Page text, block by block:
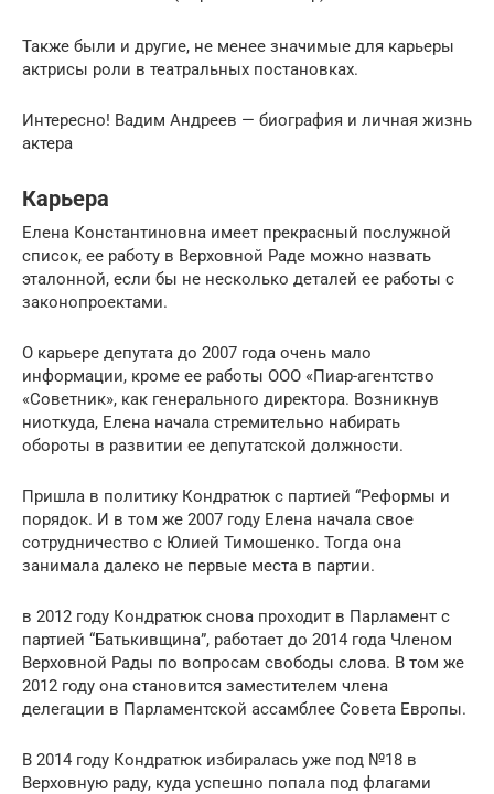
Также были и другие, не менее значимые для карьеры
актрисы роли в театральных постановках.
Интересно! Вадим Андреев — биография и личная жизнь
актера
Карьера
Елена Константиновна имеет прекрасный послужной
список, ее работу в Верховной Раде можно назвать
эталонной, если бы не несколько деталей ее работы с
законопроектами.
О карьере депутата до 2007 года очень мало
информации, кроме ее работы ООО «Пиар-агентство
«Советник», как генерального директора. Возникнув
ниоткуда, Елена начала стремительно набирать
обороты в развитии ее депутатской должности.
Пришла в политику Кондратюк с партией “Реформы и
порядок. И в том же 2007 году Елена начала свое
сотрудничество с Юлией Тимошенко. Тогда она
занимала далеко не первые места в партии.
в 2012 году Кондратюк снова проходит в Парламент с
партией “Батькивщина”, работает до 2014 года Членом
Верховной Рады по вопросам свободы слова. В том же
2012 году она становится заместителем члена
делегации в Парламентской ассамблее Совета Европы.
В 2014 году Кондратюк избиралась уже под №18 в
Верховную раду, куда успешно попала под флагами